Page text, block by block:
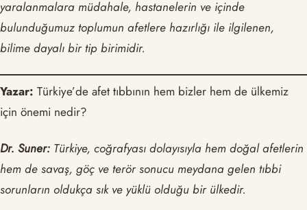
yaralanmalara müdahale, hastanelerin ve içinde
bulunduğumuz toplumun afetlere hazırlığı ile ilgilenen,
bilime dayalı bir tip birimidir.
Yazar: Türkiye’de afet tıbbının hem bizler hem de ülkemiz
için önemi nedir?
Dr. Suner: Türkiye, coğrafyası dolayısıyla hem doğal afetlerin
hem de savaş, göç ve terör sonucu meydana gelen tıbbi
sorunların oldukça sık ve yüklü olduğu bir ülkedir.